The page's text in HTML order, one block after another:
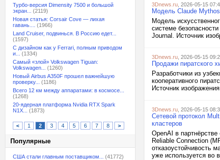
Турбо-версия Dimensity 7500 и большой
экран...
(2119)
Новая статья: Corsair Cove — лихая
гавань....
(1966)
Land Cruiser, подвинься. В Россию едет...
(1597)
С дизайном как у Ferrari, полным приводом
и...
(1334)
Самый «злой» Volkswagen Tiguan:
Volkswagen...
(1260)
Новый Airbus A350F прошел важнейшую
проверку...
(1186)
Всего 12 км между аппаратами: в космосе...
(1268)
20-ядерная платформа Nvidia RTX Spark
N1X...
(1873)
< 1 2 3 4 5 6 7 8 >
Популярные
США стали главным поставщиком...
(41772)
3Dnews.ru , 2026-05-15
Модель Claude
Модель
системе
Journal. Источник
3Dnews.ru , 2026-05-15
Продажи пиратского
Разработчики из
кооперативного
Источник
3Dnews.ru , 2026-05-15
Сетевой протокол
кластеров
OpenAI в
Reliable Connection
отказоустойчивость
уже используется во